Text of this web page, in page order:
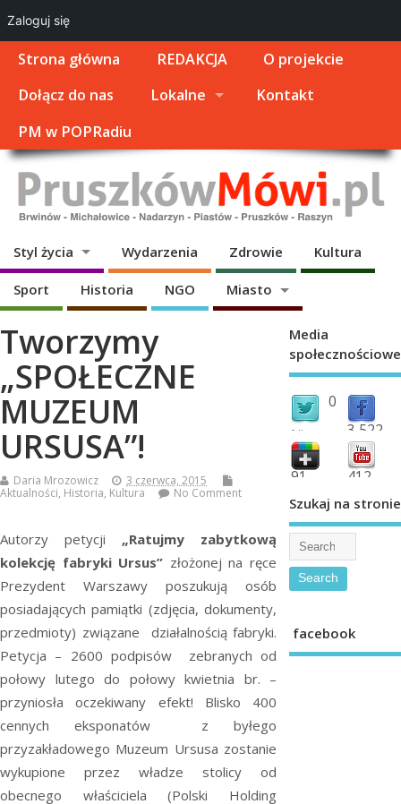
Strona główna REDAKCJA
O projekcie
Dołącz do nas
Lokalne
Kontakt
PM w POPRadiu
Styl życia Wydarzenia Zdrowie Kultura
Sport Historia NGO Miasto
Tworzymy
„SPOŁECZNE
MUZEUM
URSUSA”!
Daria Mrozowicz
3 czerwca, 2015
Aktualności, Historia, Kultura No Comment
Autorzy petycji „Ratujmy zabytkową
kolekcję fabryki Ursus” złożonej na ręce
Prezydent Warszawy poszukują osób
posiadających pamiątki (zdjęcia, dokumenty,
przedmioty) związane działalnością fabryki.
Petycja – 2600 podpisów zebranych od
połowy lutego do połowy kwietnia br. –
przyniosła oczekiwany efekt! Blisko 400
cennych eksponatów z byłego
przyzakładowego Muzeum Ursusa zostanie
wykupione przez władze stolicy od
obecnego właściciela (Polski Holding
Media
społecznościowe
0
followers 3,522
fans
91 412
Szukaj na stronie
facebook
Zaloguj się